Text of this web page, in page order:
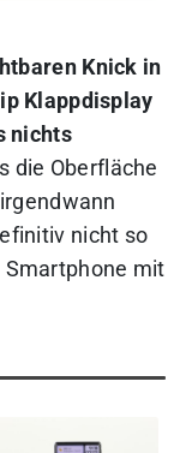
Knick in
Klappdisplay
nichts
die Oberfläche
nicht so
mit